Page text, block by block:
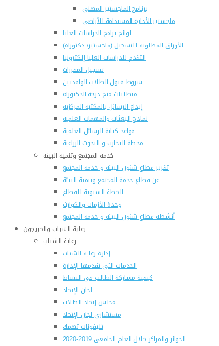
برنامج الماجستير المهنى
ماجستير الأدارة المستدامة للأراضى
لوائح برامج الدراسات العليا
(الأوراق المطلوبة للتسجيل (ماجستير/ دكتوراه
التقدم للدراسات العليا إلكترونيا
تسجيل المقررات
شروط قبول الطلاب الوافديين
متطلبات منح درجة الدكتوراة
إيداع الرسائل بالمكتبة المركزية
نماذج البعثات والمهمات العلمية
قواعد كتابة الرسائل العلمية
محطة التجارب و البحوث الزراعية
خدمة المجتمع وتنمية البيئة
تقرير قطاع شئون البيئة و خدمة المجتمع
عن قطاع خدمة المجتمع وتنمية البيئة
الخطة السنوية للقطاع
وحدة الأزمات والكوارث
أنشطة قطاع شئون البيئة و خدمة المجتمع
رعاية الشباب والخريجون
رعاية الشباب
إدارة رعاية الشباب
الخدمات التى تقدمها الإدارة
كيفية مشاركة الطالب فى النشاط
لجان الإتحاد
مجلس إتحاد الطلاب
مستشارى لجان الإتحاد
تليفونات تهمك
الجوائز والمراكز خلال العام الجامعى 2019-2020